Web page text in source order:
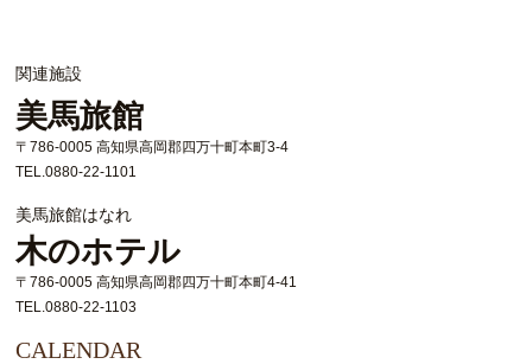
関連施設
美馬旅館
〒786-0005 高知県高岡郡四万十町本町3-4
TEL.0880-22-1101
美馬旅館はなれ
木のホテル
〒786-0005 高知県高岡郡四万十町本町4-41
TEL.0880-22-1103
CALENDAR